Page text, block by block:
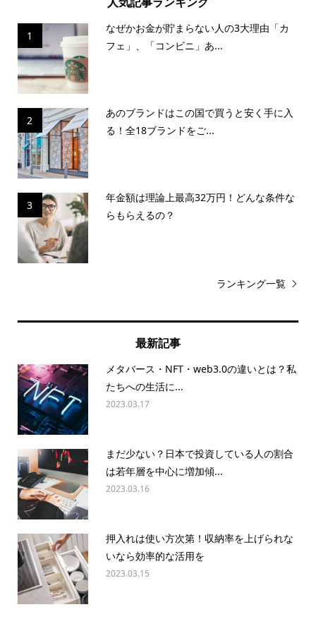
1
なぜかお金が貯まらない人の3大理由「カ
フェ」、「コンビニ」あ...
2
あのブランドはこの国で買うと安く手に入
る！全18ブランドをご...
3
年金額は理論上最高32万円！どんな条件な
らもらえるの？
ランキング一覧
最新記事
メタバース・NFT・web3.0の違いとは？私
たちへの生活に...
2023.03.17
まだ少ない？日本で投資している人の割合
は若年層を中心に増加傾...
2023.03.16
押入れは使い方次第！収納率を上げられな
いなら効率的な活用を
2023.03.15